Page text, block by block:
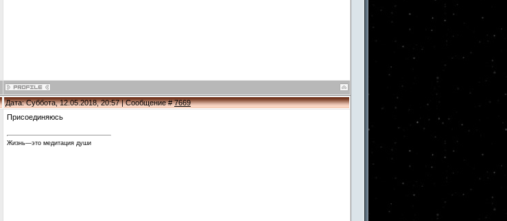
Дата: Суббота, 12.05.2018, 20:57 | Сообщение #7669
Присоединяюсь
Жизнь—это медитация души